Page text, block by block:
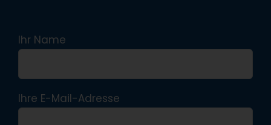
Ihr Name
Ihre E-Mail-Adresse